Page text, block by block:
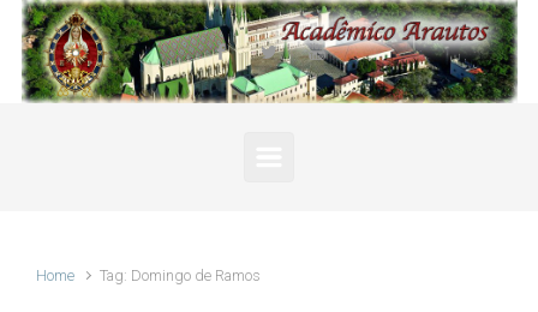
Skip to main content
Home Tag: Domingo de Ramos